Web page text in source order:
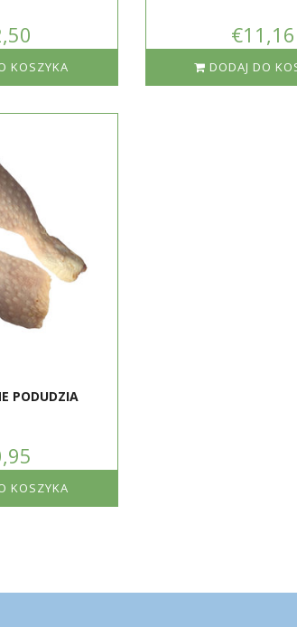
KOSZYKA
€11,16
DODAJ DO
PODUDZIA
KOSZYKA